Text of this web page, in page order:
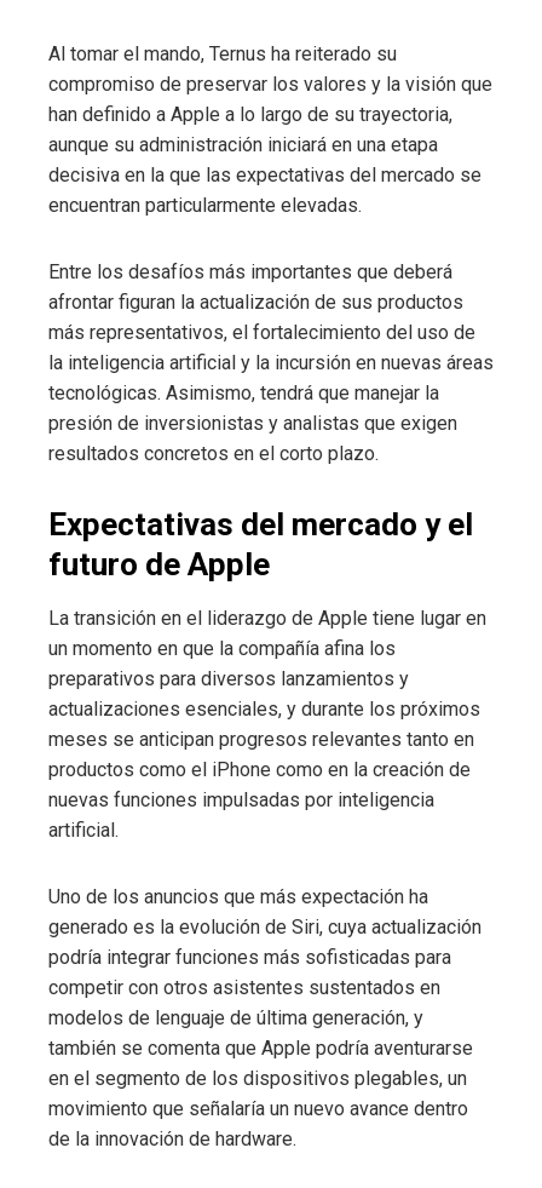
Al tomar el mando, Ternus ha reiterado su
compromiso de preservar los valores y la visión que
han definido a Apple a lo largo de su trayectoria,
aunque su administración iniciará en una etapa
decisiva en la que las expectativas del mercado se
encuentran particularmente elevadas.
Entre los desafíos más importantes que deberá
afrontar figuran la actualización de sus productos
más representativos, el fortalecimiento del uso de
la inteligencia artificial y la incursión en nuevas áreas
tecnológicas. Asimismo, tendrá que manejar la
presión de inversionistas y analistas que exigen
resultados concretos en el corto plazo.
Expectativas del mercado y el
futuro de Apple
La transición en el liderazgo de Apple tiene lugar en
un momento en que la compañía afina los
preparativos para diversos lanzamientos y
actualizaciones esenciales, y durante los próximos
meses se anticipan progresos relevantes tanto en
productos como el iPhone como en la creación de
nuevas funciones impulsadas por inteligencia
artificial.
Uno de los anuncios que más expectación ha
generado es la evolución de Siri, cuya actualización
podría integrar funciones más sofisticadas para
competir con otros asistentes sustentados en
modelos de lenguaje de última generación, y
también se comenta que Apple podría aventurarse
en el segmento de los dispositivos plegables, un
movimiento que señalaría un nuevo avance dentro
de la innovación de hardware.